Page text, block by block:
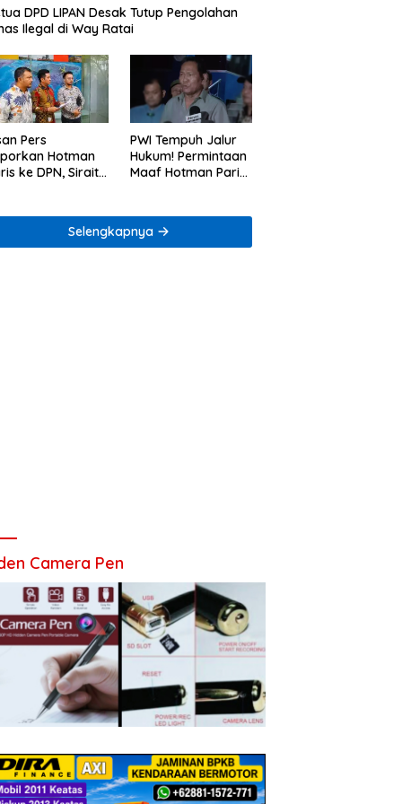
DPD LIPAN Desak Tutup Pengolahan
Ilegal di Way Ratai
Pers
Hotman
ke DPN, Sirait
PWI Tempuh Jalur
Hukum! Permintaan
Maaf Hotman Paris
Selengkapnya
Camera Pen